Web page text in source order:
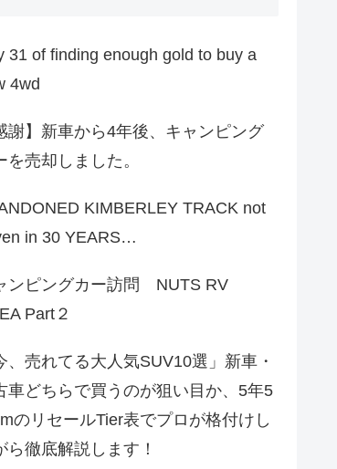
31 of finding enough gold to buy a
4wd
謝】新車から4年後、キャンピング
を売却しました。
KIMBERLEY TRACK not
in 30 YEARS…
ンピングカー訪問 NUTS RV
Part２
、売れてる大人気SUV10選」新車・
車どちらで買うのが狙い目か、5年5
のリセールTier表でプロが格付けし
ら徹底解説します！